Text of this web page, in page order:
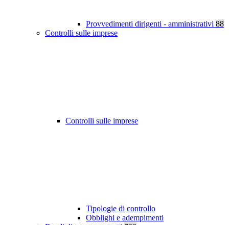
Provvedimenti dirigenti - amministrativi 88
Controlli sulle imprese
Controlli sulle imprese
Tipologie di controllo
Obblighi e adempimenti